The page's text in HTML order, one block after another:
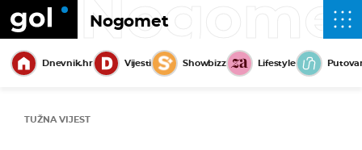
Nogomet
Dnevnik.hr Vijesti Showbizz Lifestyle
TUŽNA VIJEST